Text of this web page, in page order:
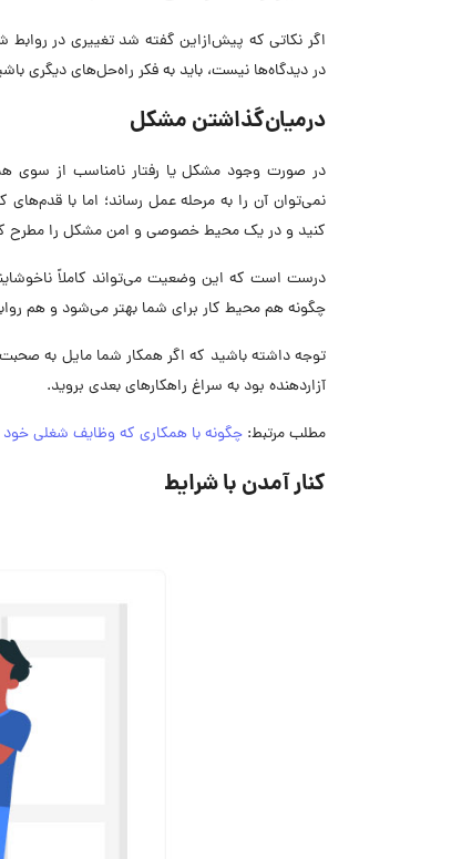
اگر نکاتی که پیش‌ازاین گفته شد تغییری در
در دیدگاه‌ها نیست، باید به فکر راه‌حل‌های دیگری
درمیان‌گذاشتن مشکل
در صورت وجود مشکل یا رفتار نامناسب از
نمی‌توان آن را به مرحله عمل رساند؛ اما با
کنید و در یک محیط خصوصی و امن مشکل را مطرح
درست است که این وضعیت می‌تواند کاملاً
چگونه هم محیط کار برای شما بهتر می‌شود و هم
توجه داشته باشید که اگر همکار شما مایل به
آزاردهنده بود به سراغ راهکارهای بعدی بروید.
مطلب مرتبط: چگونه با همکاری که وظایف شغلی خود
کنار آمدن با شرایط